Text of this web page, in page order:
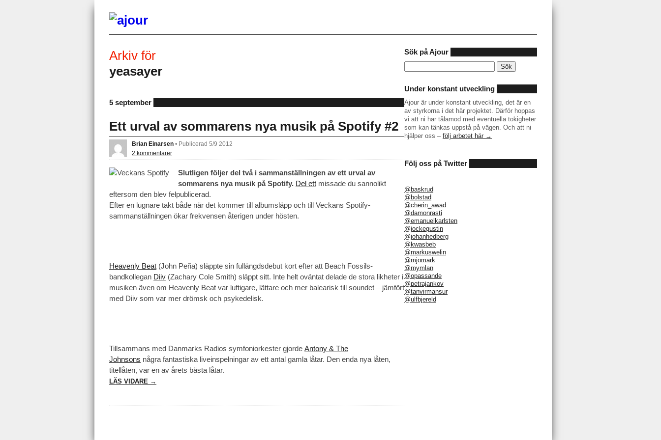
Arkiv för
yeasayer
5 september
Ett urval av sommarens nya musik på Spotify #2
Brian Einarsen • Publicerad 5/9 2012
2 kommentarer
Slutligen följer del två i sammanställningen av ett urval av
sommarens nya musik på Spotify. Del ettmissade du sannolikt
eftersom den blev felpublicerad.
Efter en lugnare takt både när det kommer till albumsläpp och till Veckans Spotify-
sammanställningen ökar frekvensen återigen under hösten.
Heavenly Beat (John Peña) släppte sin fullängdsdebut kort efter att Beach Fossils-
bandkollegan Diiv (Zachary Cole Smith) släppt sitt. Inte helt oväntat delade de stora likheter i
musiken även om Heavenly Beat var luftigare, lättare och mer balearisk till soundet – jämfört
med Diiv som var mer drömsk och psykedelisk.
Tillsammans med Danmarks Radios symfoniorkester gjorde Antony & The
Johnsons några fantastiska liveinspelningar av ett antal gamla låtar. Den enda nya låten,
titellåten, var en av årets bästa låtar.
LÄS VIDARE →
Sök på Ajour
efter:
Under konstant utveckling
Ajour är under konstant utveckling, det är en
av styrkorna i det här projektet. Därför hoppas
vi att ni har tålamod med eventuella tokigheter
som kan tänkas uppstå på vägen. Och att ni
hjälper oss – följ arbetet här →
Följ oss på Twitter
@baskrud
@bolstad
@cherin_awad
@damonrasti
@emanuelkarlsten
@jockegustin
@johanhedberg
@kwasbeb
@markuswelin
@mjomark
@mymlan
@opassande
@petrajankov
@tanvirmansur
@ulfbjereld